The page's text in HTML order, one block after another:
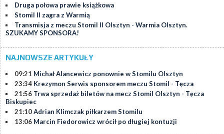
Druga połowa prawie książkowa
Stomil II zagra z Warmią
Transmisja z meczu Stomil II Olsztyn - Warmia Olsztyn.
SZUKAMY SPONSORA!
NAJNOWSZE ARTYKUŁY
09:21 Michał Alancewicz ponownie w Stomilu Olsztyn
23:34 Krezymon Serwis sponsorem meczu Stomil - Tęcza
21:56 Trwa sprzedaż biletów na mecz Stomil Olsztyn - Tęcza
Biskupiec
21:10Adrian Klimczak piłkarzem Stomilu
13:06 Marcin Fiedorowicz wrócił po długiej kontuzji